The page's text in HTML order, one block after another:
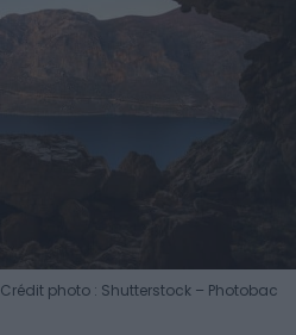
Crédit photo : Shutterstock – Photobac